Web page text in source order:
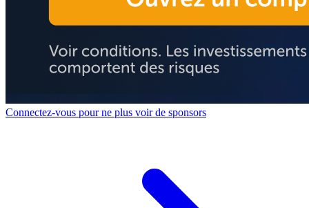
Connectez-vous pour ne plus voir de sponsors